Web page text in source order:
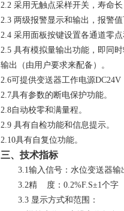
2.2 采用无触点采样开关，寿命
2.3 两级报警显示和输出，报警
2.4 采用面板按键设置各通道零
2.5 具有模拟量输出功能，即同
输出（由用户要求来配备）。
2.6可提供变送器工作电源
2.7具有参数的断电保护功能。
2.8自动校零和满量程。
2.9 具有自检功能和信息提示。
2.10具有自复位功能。
三、技术指标
3.1输入信号：水位变送器输
3.2精 度： 0.2%F.S±1个字
3.3显示方式和范围：